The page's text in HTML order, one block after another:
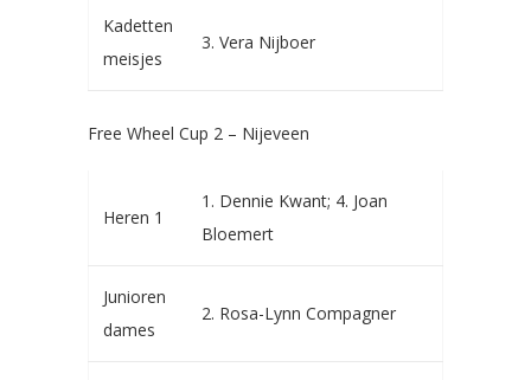
Kadetten
meisjes
3. Vera Nijboer
Free Wheel Cup 2 – Nijeveen
Heren 1
1. Dennie Kwant; 4. Joan
Bloemert
Junioren
dames
2. Rosa-Lynn Compagner